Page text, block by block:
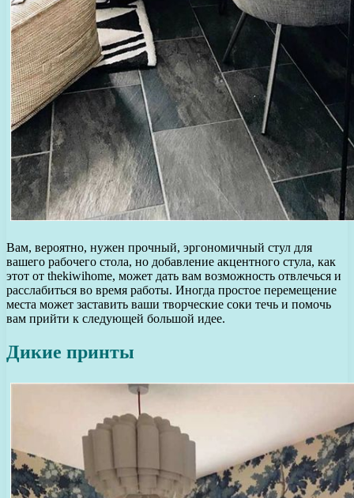
Вам, вероятно, нужен прочный, эргономичный стул для
вашего рабочего стола, но добавление акцентного стула, как
этот от thekiwihome, может дать вам возможность отвлечься и
расслабиться во время работы. Иногда простое перемещение
места может заставить ваши творческие соки течь и помочь
вам прийти к следующей большой идее.
Дикие принты